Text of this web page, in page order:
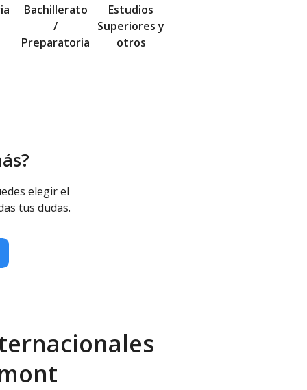
Bachillerato
/
Preparatoria
Estudios
Superiores y
otros
elegir el
tus dudas.